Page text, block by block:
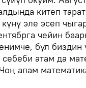
китеп
эле эсеп
чейин
бул биздин
себеби атам да
апам